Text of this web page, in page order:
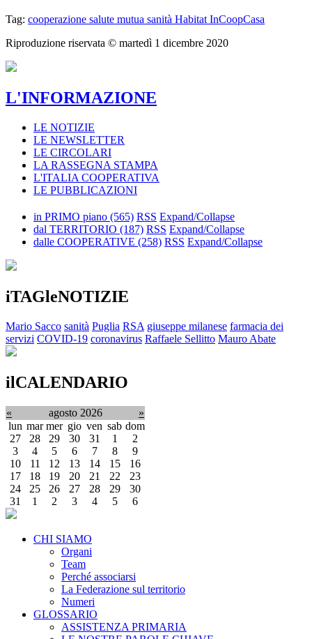
Tag: cooperazione salute mutua sanità Habitat InCoopCasa
Riproduzione riservata © martedì 1 dicembre 2020
L'INFORMAZIONE
LE NOTIZIE
LE NEWSLETTER
LE CIRCOLARI
LA RASSEGNA STAMPA
L'ITALIA COOPERATIVA
LE PUBBLICAZIONI
in PRIMO piano (565) RSS Expand/Collapse
dal TERRITORIO (187) RSS Expand/Collapse
dalle COOPERATIVE (258) RSS Expand/Collapse
iTAGleNOTIZIE
Mario Sacco sanità Puglia RSA giuseppe milanese farmacia dei
servizi COVID-19 coronavirus Raffaele Sellitto Mauro Abate
ilCALENDARIO
« agosto 2026
»
lun mar mer gio ven sab dom
27
28 29 30 31 1
2
3
4 5 6 7 8
9
10
11 12 13 14 15
16
17
18 19 20 21 22
23
24
25 26 27 28 29
30
31
1 2 3 4 5 6
CHI SIAMO
Organi
Team
Perché associarsi
La Federazione sul territorio
Numeri
GLOSSARIO
ASSISTENZA PRIMARIA